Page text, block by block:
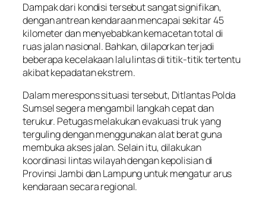
Dampak dari kondisi tersebut sangat signifikan,
dengan antrean kendaraan mencapai sekitar 45
kilometer dan menyebabkan kemacetan total di
ruas jalan nasional. Bahkan, dilaporkan terjadi
beberapa kecelakaan lalu lintas di titik-titik tertentu
akibat kepadatan ekstrem.
Dalam merespons situasi tersebut, Ditlantas Polda
Sumsel segera mengambil langkah cepat dan
terukur. Petugas melakukan evakuasi truk yang
terguling dengan menggunakan alat berat guna
membuka akses jalan. Selain itu, dilakukan
koordinasi lintas wilayah dengan kepolisian di
Provinsi Jambi dan Lampung untuk mengatur arus
kendaraan secara regional.